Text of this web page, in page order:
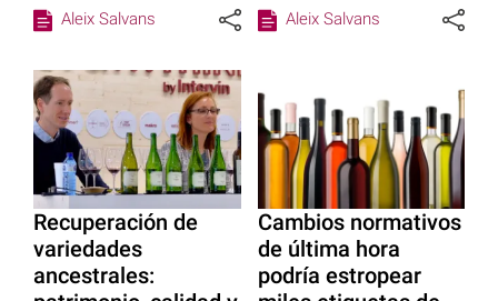
Aleix Salvans Aleix Salvans
Recuperación de
variedades
ancestrales:
Cambios normativos
de última hora
podría estropear